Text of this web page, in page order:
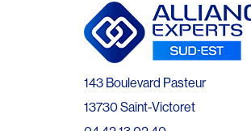
143 Boulevard Pasteur
13730 Saint-Victoret